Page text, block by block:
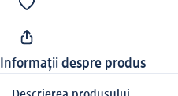
Informații despre produs